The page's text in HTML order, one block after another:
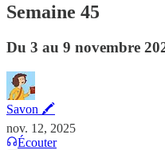
Semaine 45
Du 3 au 9 novembre
Savon 🖍
nov. 12, 2025
Écouter